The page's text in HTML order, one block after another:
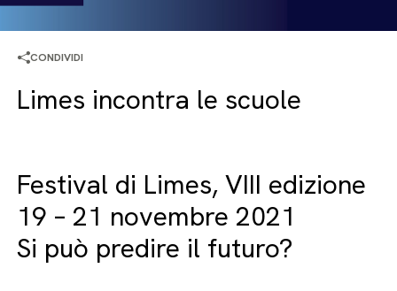
CONDIVIDI
Limes incontra le scuole
Festival di Limes, VIII edizione
19 – 21 novembre 2021
Si può predire il futuro?